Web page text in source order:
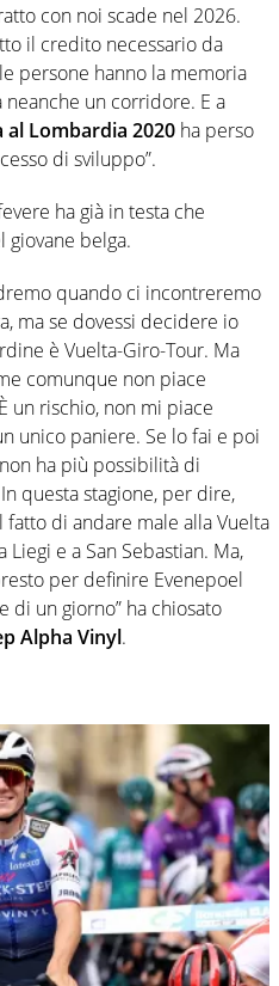
con noi scade nel 2026.
il credito necessario da
persone hanno la memoria
neanche un corridore. E a
al Lombardia 2020 ha perso
di sviluppo”.
ha già in testa che
giovane belga.
quando ci incontreremo
ma se dovessi decidere io
è Vuelta-Giro-Tour. Ma
comunque non piace
un rischio, non mi piace
unico paniere. Se lo fai e poi
ha più possibilità di
questa stagione, per dire,
di andare male alla Vuelta
e a San Sebastian. Ma,
per definire Evenepoel
di un giorno” ha chiosato
Alpha Vinyl.